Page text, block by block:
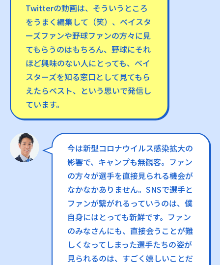
Twitterの動画は、そういうところ
をうまく編集して（笑）、ベイスタ
ーズファンや野球ファンの方々に見
てもらうのはもちろん、野球にそれ
ほど興味のない人にとっても、ベイ
スターズを知る窓口として見てもら
えたらベスト、という思いで発信し
ています。
今は新型コロナウイルス感染拡大の
影響で、キャンプも無観客。ファン
の方々が選手を直接見られる機会が
なかなかありません。SNSで選手と
ファンが繋がれるっていうのは、僕
自身にはとっても新鮮です。ファン
のみなさんにも、直接会うことが難
しくなってしまった選手たちの姿が
見られるのは、すごく嬉しいことだ